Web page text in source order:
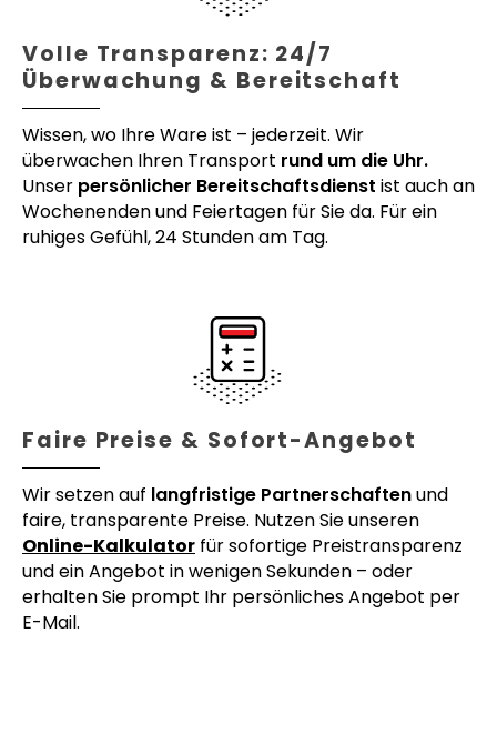
Volle Transparenz: 24/7
Überwachung & Bereitschaft
Wissen, wo Ihre Ware ist – jederzeit. Wir
überwachen Ihren Transport rund um die Uhr.
Unser persönlicher Bereitschaftsdienst ist auch an
Wochenenden und Feiertagen für Sie da. Für ein
ruhiges Gefühl, 24 Stunden am Tag.
Faire Preise & Sofort-Angebot
Wir setzen auf langfristige Partnerschaftenund
faire, transparente Preise. Nutzen Sie unseren
Online-Kalkulator für sofortige Preistransparenz
und ein Angebot in wenigen Sekunden – oder
erhalten Sie prompt Ihr persönliches Angebot per
E-Mail.